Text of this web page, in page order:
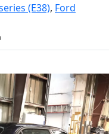
(E38), Ford